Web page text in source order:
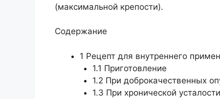
(максимальной крепости).
Содержание
1 Рецепт для внутреннего
1.1 Приготовление
1.2 При доброкачественных
1.3 При хронической